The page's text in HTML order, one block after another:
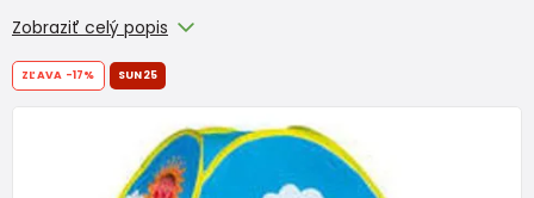
Zobraziť celý popis
ZĽAVA -17% SUN25